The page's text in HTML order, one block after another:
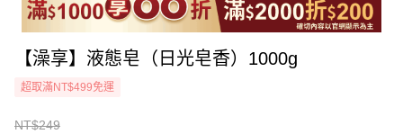
【澡享】液態皂（日光皂香）1000g
超取滿NT$499免運
NT$249